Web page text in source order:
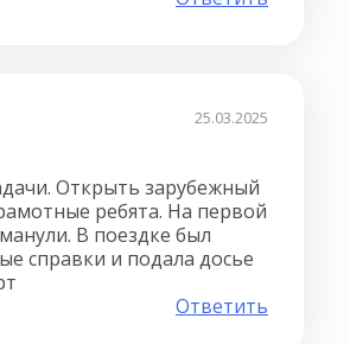
25.03.2025
Открыть зарубежный
ребята. На первой
В поездке был
справки и подала досье
Ответить